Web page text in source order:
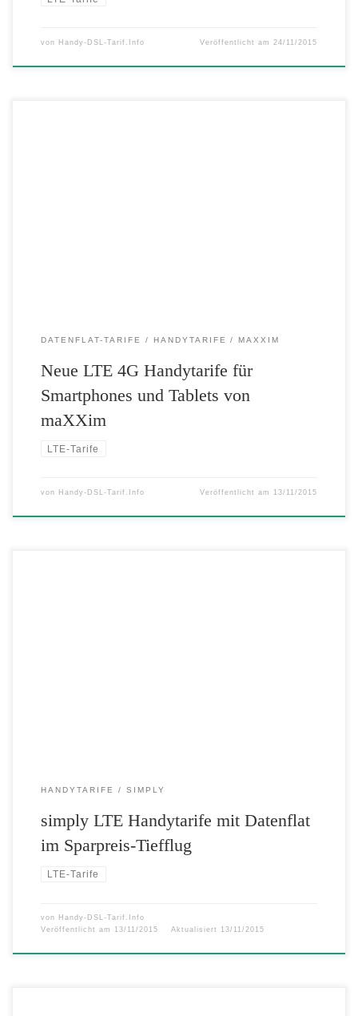
von Handy-DSL-Tarif.Info Veröffentlicht am 24/11/2015
DATENFLAT-TARIFE HANDYTARIFE MAXXIM
Neue LTE 4G Handytarife für
Smartphones und Tablets von
maXXim
LTE-Tarife
von Handy-DSL-Tarif.Info Veröffentlicht am 13/11/2015
HANDYTARIFE SIMPLY
simply LTE Handytarife mit Datenflat
im Sparpreis-Tiefflug
LTE-Tarife
von Handy-DSL-Tarif.Info
Veröffentlicht am
13/11/2015 Aktualisiert 13/11/2015